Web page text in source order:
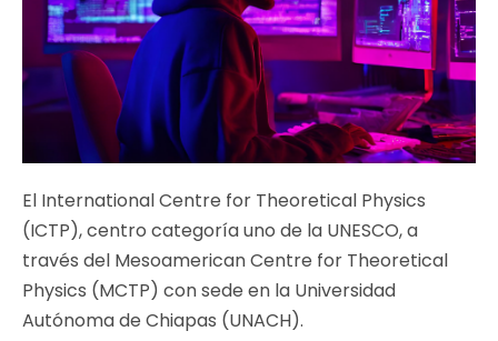
El International Centre for Theoretical Physics
(ICTP), centro categoría uno de la UNESCO, a
través del Mesoamerican Centre for Theoretical
Physics (MCTP) con sede en la Universidad
Autónoma de Chiapas (UNACH).